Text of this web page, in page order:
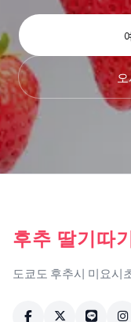
후추 딸기따
도쿄도 후추시 미요시